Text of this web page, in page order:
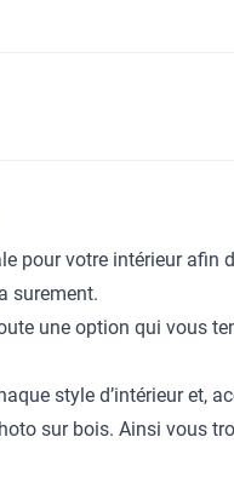
pour votre intérieur
surement.
une option qui vous
style d’intérieur et,
sur bois. Ainsi vous